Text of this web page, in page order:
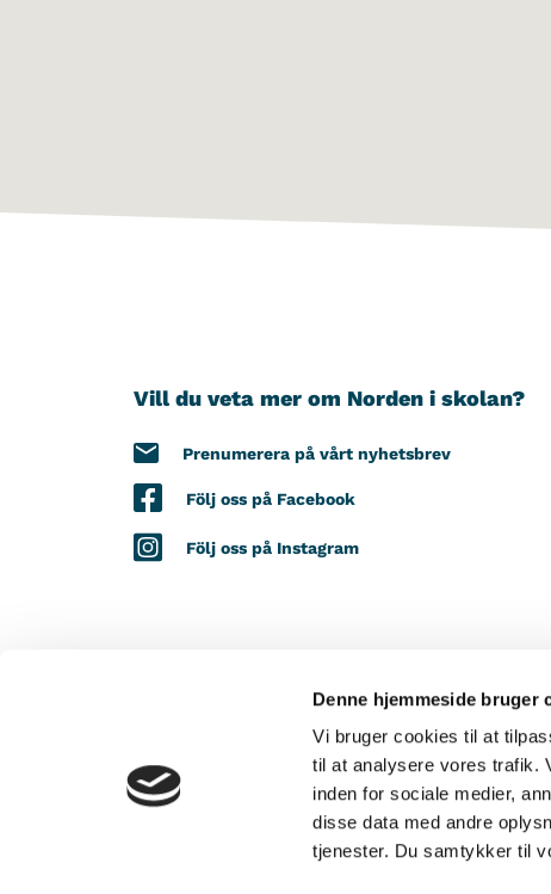
Denne hjemmeside bruger
Vi bruger cookies til at
til at analysere vores trafik.
inden for sociale medier,
disse data med andre
tjenester. Du samtykker til
Vill du veta mer om Norden i skolan?
Prenumerera på vårt nyhetsbrev
Följ oss på Facebook
Följ oss på Instagram